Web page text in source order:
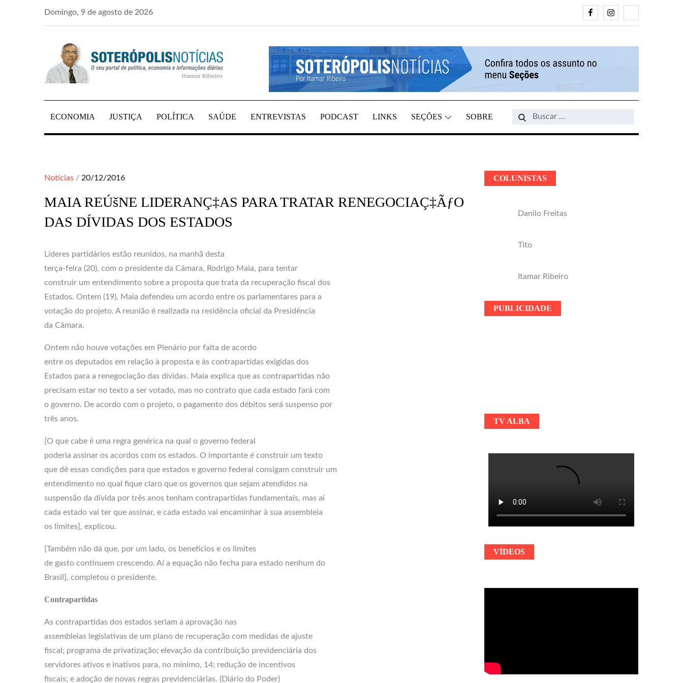
Domingo, 9 de agosto de 2026 FacebookInstagram
SOTERÓPOLIS NOTÍCIAS
PORTAL DE NOTÍCIAS DE SALVADOR E REGIÃO, POR ITAMAR RIBEIRO
ECONOMIA JUSTIÇA POLÍTICA SAÚDE ENTREVISTAS PODCAST LINKS SEÇÕES SOBRE
Search
Notícias
Posted
20/12/2016
MAIA REÚšNE LIDERANÇ‡AS PARA TRATAR RENEGOCIAÇ‡ÃƒO
DAS DÍVIDAS DOS ESTADOS
Líderes partidários estão reunidos, na manhã desta
terça-feira (20), com o presidente da Câmara, Rodrigo Maia, para tentar
construir um entendimento sobre a proposta que trata da recuperação fiscal dos
Estados. Ontem (19), Maia defendeu um acordo entre os parlamentares para a
votação do projeto. A reunião é realizada na residência oficial da Presidência
da Câmara.
Ontem não houve votações em Plenário por falta de acordo
entre os deputados em relação à proposta e às contrapartidas exigidas dos
Estados para a renegociação das dívidas. Maia explica que as contrapartidas não
precisam estar no texto a ser votado, mas no contrato que cada estado fará com
o governo. De acordo com o projeto, o pagamento dos débitos será suspenso por
três anos.
[O que cabe é uma regra genérica na qual o governo federal
poderia assinar os acordos com os estados. O importante é construir um texto
que dê essas condições para que estados e governo federal consigam construir um
entendimento no qual fique claro que os governos que sejam atendidos na
suspensão da dívida por três anos tenham contrapartidas fundamentais, mas aí
cada estado vai ter que assinar, e cada estado vai encaminhar à sua assembleia
os limites], explicou.
[Também não dá que, por um lado, os benefícios e os limites
de gasto continuem crescendo. Aí a equação não fecha para estado nenhum do
Brasil], completou o presidente.
Contrapartidas
As contrapartidas dos estados seriam a aprovação nas
assembleias legislativas de um plano de recuperação com medidas de ajuste
fiscal; programa de privatização; elevação da contribuição previdenciária dos
servidores ativos e inativos para, no mínimo, 14; redução de incentivos
fiscais; e adoção de novas regras previdenciárias. (Diário do Poder)
COLUNISTAS
Danilo Freitas
Tito
Itamar Ribeiro
PUBLICIDADE
TV ALBA
VÍDEOS